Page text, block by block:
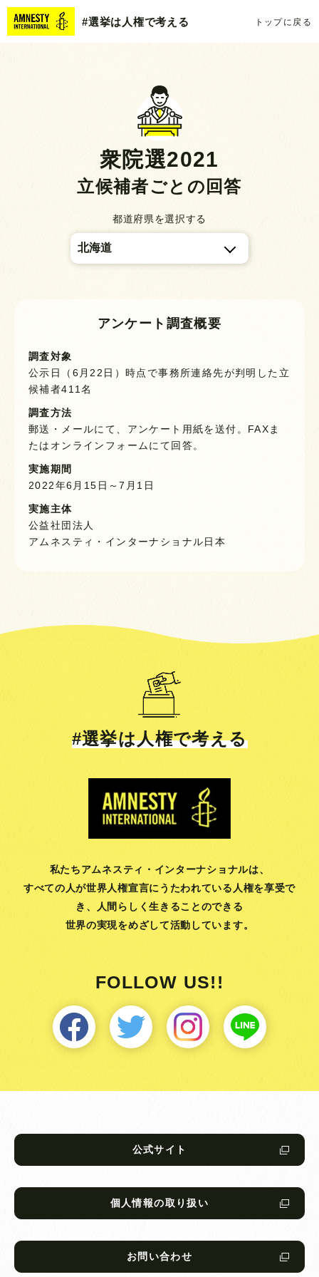
#選挙は人権で考える トップに戻る
衆院選2021
立候補者ごとの回答
都道府県を選択する
アンケート調査概要
調査対象
公示日（6月22日）時点で事務所連絡先が判明した立
候補者411名
調査方法
郵送・メールにて、アンケート用紙を送付。FAXま
たはオンラインフォームにて回答。
実施期間
2022年6月15日～7月1日
実施主体
公益社団法人
アムネスティ・インターナショナル日本
#選挙は人権で考える
私たちアムネスティ・インターナショナルは、
すべての人が世界人権宣言にうたわれている人権を享受で
き、
人間らしく生きることのできる
世界の実現をめざして活動しています。
FOLLOW US!!
公式サイト
個人情報の取り扱い
お問い合わせ